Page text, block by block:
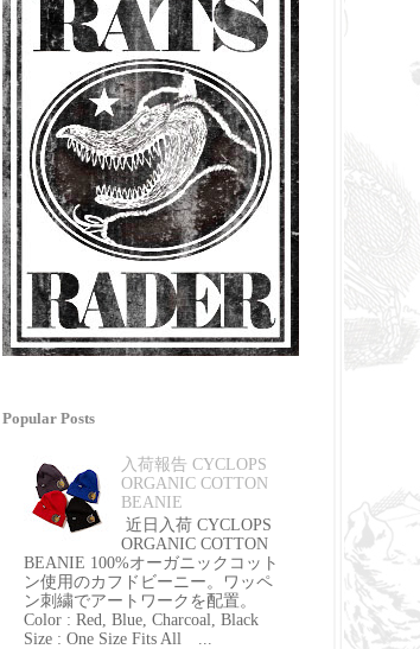
Popular Posts
入荷報告 CYCLOPS
ORGANIC COTTON
BEANIE
近日入荷 CYCLOPS
ORGANIC COTTON
BEANIE 100%オーガニックコット
ン使用のカフドビーニー。ワッペ
ン刺繍でアートワークを配置。
Color : Red, Blue, Charcoal, Black
Size : One Size Fits All ...